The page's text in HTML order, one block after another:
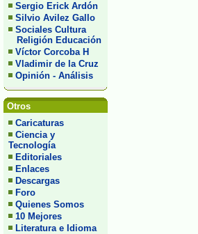
Sergio Erick Ardón
Silvio Avilez Gallo
Sociales Cultura
Religión Educación
Víctor Corcoba H
Vladimir de la Cruz
Opinión - Análisis
Otros
Caricaturas
Ciencia y
Tecnología
Editoriales
Enlaces
Descargas
Foro
Quienes Somos
10 Mejores
Literatura e Idioma